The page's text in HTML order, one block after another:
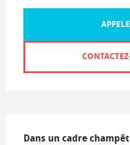
Dans un cadre